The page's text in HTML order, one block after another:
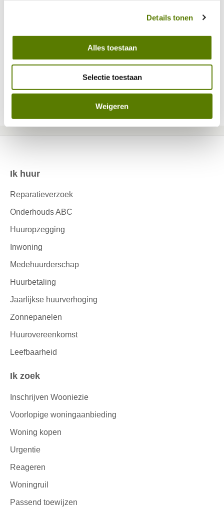
persoonsgegevens omgaan.
Details tonen
Alles toestaan
Selectie toestaan
Weigeren
▶
Accepteer marketing cookiesom deze YouTube content
te bekijken.
Contactinformatie
Ik huur
Reparatieverzoek
Onderhouds ABC
Huuropzegging
Inwoning
Medehuurderschap
Huurbetaling
Jaarlijkse huurverhoging
Zonnepanelen
Huurovereenkomst
Leefbaarheid
Ik zoek
Inschrijven Wooniezie
Voorlopige woningaanbieding
Woning kopen
Urgentie
Reageren
Woningruil
Passend toewijzen